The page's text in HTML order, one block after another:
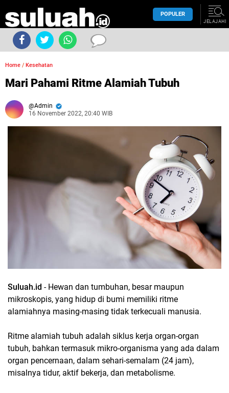
POPULER
JELAJAHI
Home / Kesehatan
Mari Pahami Ritme Alamiah Tubuh
Admin
16 November 2022, 20:40 WIB
Suluah.id - Hewan dan tumbuhan, besar maupun
mikroskopis, yang hidup di bumi memiliki ritme
alamiahnya masing-masing tidak terkecuali manusia.
Ritme alamiah tubuh adalah siklus kerja organ-organ
tubuh, bahkan termasuk mikro-organisma yang ada dalam
organ pencernaan, dalam sehari-semalam (24 jam),
misalnya tidur, aktif bekerja, dan metabolisme.